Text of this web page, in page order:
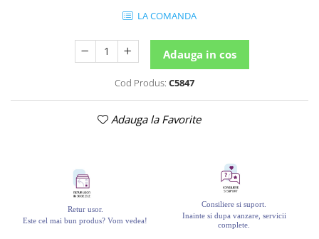
LA COMANDA
Adauga in cos
Cod Produs: C5847
Adauga la Favorite
Retur usor.
Este cel mai bun produs? Vom vedea!
Consiliere si suport.
Inainte si dupa vanzare, servicii
complete.